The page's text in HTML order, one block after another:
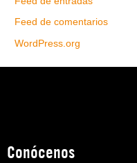
Feed de comentarios
WordPress.org
Conócenos